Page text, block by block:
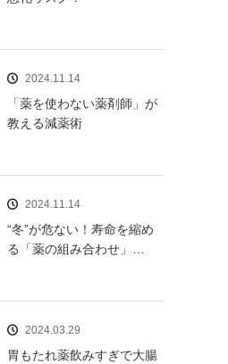
2024.11.14
「薬を使わない薬剤師」が
教える減薬術
2024.11.14
“冬”が危ない！寿命を縮め
る「薬の組み合わせ」…
2024.03.29
胃もたれ薬飲みすぎで大腸